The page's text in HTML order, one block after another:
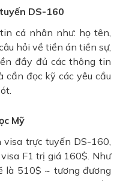
DS-160
cá nhân như: họ tên,
hỏi về tiền án tiền sự,
đầy đủ các thông tin
đọc kỹ các yêu cầu
Mỹ
trực tuyến DS-160,
F1 trị giá 160$. Như
là 510$ ~ tương đương